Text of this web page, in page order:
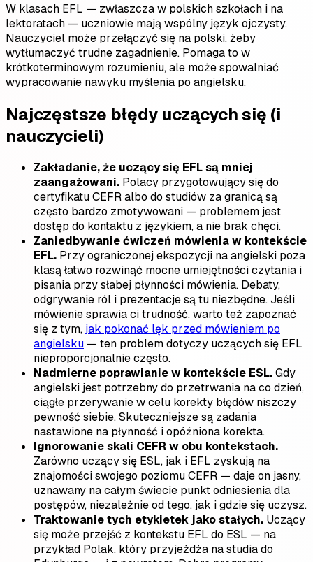
W klasach EFL — zwłaszcza w polskich szkołach i na
lektoratach — uczniowie mają wspólny język ojczysty.
Nauczyciel może przełączyć się na polski, żeby
wytłumaczyć trudne zagadnienie. Pomaga to w
krótkoterminowym rozumieniu, ale może spowalniać
wypracowanie nawyku myślenia po angielsku.
Najczęstsze błędy uczących się (i
nauczycieli)
Zakładanie, że uczący się EFL są mniej
zaangażowani. Polacy przygotowujący się do
certyfikatu CEFR albo do studiów za granicą są
często bardzo zmotywowani — problemem jest
dostęp do kontaktu z językiem, a nie brak chęci.
Zaniedbywanie ćwiczeń mówienia w kontekście
EFL. Przy ograniczonej ekspozycji na angielski poza
klasą łatwo rozwinąć mocne umiejętności czytania i
pisania przy słabej płynności mówienia. Debaty,
odgrywanie ról i prezentacje są tu niezbędne. Jeśli
mówienie sprawia ci trudność, warto też zapoznać
się z tym,jak pokonać lęk przed mówieniem po
angielsku — ten problem dotyczy uczących się EFL
nieproporcjonalnie często.
Nadmierne poprawianie w kontekście ESL.Gdy
angielski jest potrzebny do przetrwania na co dzień,
ciągłe przerywanie w celu korekty błędów niszczy
pewność siebie. Skuteczniejsze są zadania
nastawione na płynność i opóźniona korekta.
Ignorowanie skali CEFR w obu kontekstach.
Zarówno uczący się ESL, jak i EFL zyskują na
znajomości swojego poziomu CEFR — daje on jasny,
uznawany na całym świecie punkt odniesienia dla
postępów, niezależnie od tego, jak i gdzie się uczysz.
Traktowanie tych etykietek jako stałych. Uczący
się może przejść z kontekstu EFL do ESL — na
przykład Polak, który przyjeżdża na studia do